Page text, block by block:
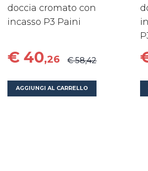
doccia cromato con
incasso P3 Paini
€ 40,26 € 58,42
AGGIUNGI AL CARRELLO